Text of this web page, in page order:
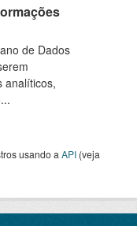
de Dados
analíticos,
usando a API (veja